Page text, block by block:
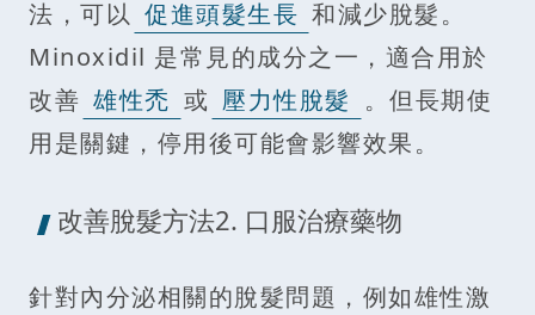
法，可以 促進頭髮生長 和減少脫髮。
Minoxidil 是常見的成分之一，適合用於
改善 雄性禿 或 壓力性脫髮 。但長期使
用是關鍵，停用後可能會影響效果。
改善脫髮方法2. 口服治療藥物
針對內分泌相關的脫髮問題，例如雄性激